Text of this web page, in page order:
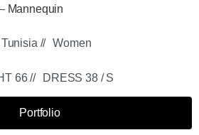
Mannequin
Tunisia // Women
66 // DRESS 38 / S
Portfolio